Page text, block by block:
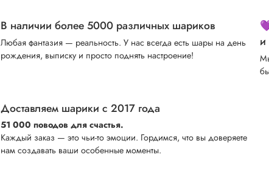
В наличии более 5000 различных шариков
Любая фантазия — реальность. У нас всегда есть шары на день
рождения, выписку и просто поднять настроение!
и
Доставляем шарики с 2017 года
51 000 поводов для счастья.
Каждый заказ — это чьи-то эмоции. Гордимся, что вы доверяете
нам создавать ваши особенные моменты.